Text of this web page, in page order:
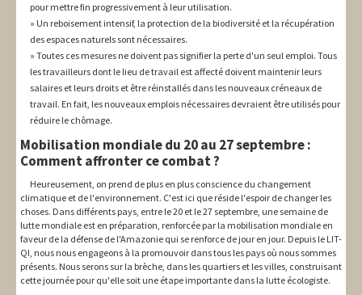
pour mettre fin progressivement à leur utilisation.
Un reboisement intensif, la protection de la biodiversité et la récupération
des espaces naturels sont nécessaires.
Toutes ces mesures ne doivent pas signifier la perte d'un seul emploi. Tous
les travailleurs dont le lieu de travail est affecté doivent maintenir leurs
salaires et leurs droits et être réinstallés dans les nouveaux créneaux de
travail. En fait, les nouveaux emplois nécessaires devraient être utilisés pour
réduire le chômage.
Mobilisation mondiale du 20 au 27 septembre :
Comment affronter ce combat ?
Heureusement, on prend de plus en plus conscience du changement
climatique et de l'environnement. C'est ici que réside l'espoir de changer les
choses. Dans différents pays, entre le 20 et le 27 septembre, une semaine de
lutte mondiale est en préparation, renforcée par la mobilisation mondiale en
faveur de la défense de l'Amazonie qui se renforce de jour en jour. Depuis le LIT-
QI, nous nous engageons à la promouvoir dans tous les pays où nous sommes
présents. Nous serons sur la brèche, dans les quartiers et les villes, construisant
cette journée pour qu'elle soit une étape importante dans la lutte écologiste.